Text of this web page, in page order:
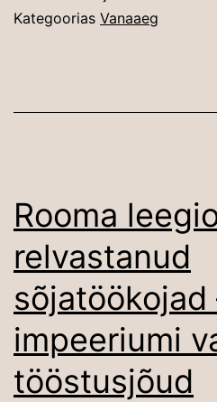
Kategoorias Vanaaeg
Rooma
relvastanud
sõjatöökojad
impeeriumi
tööstusjõud